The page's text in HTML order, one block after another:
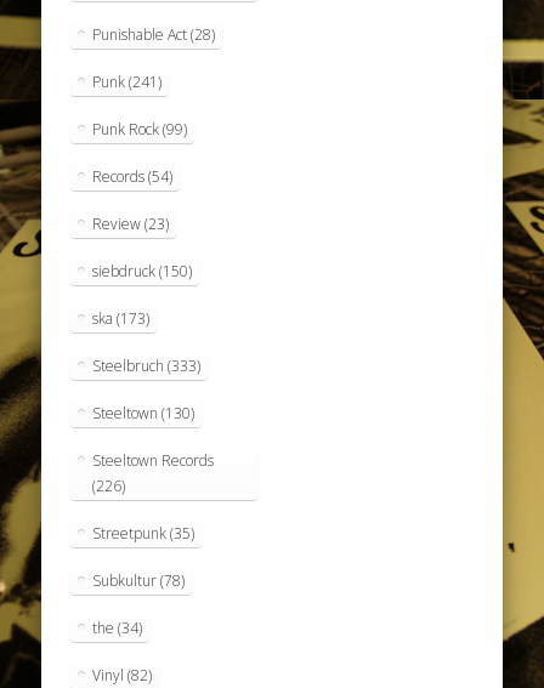
Punishable Act(28)
Punk(241)
Punk Rock(99)
Records(54)
Review(23)
siebdruck(150)
ska (173)
Steelbruch (333)
Steeltown (130)
Steeltown Records
(226)
Streetpunk(35)
Subkultur(78)
the (34)
Vinyl (82)